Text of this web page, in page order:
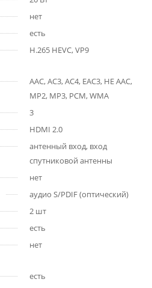
нет
есть
H.265 HEVC, VP9
AAC, AC3, AC4, EAC3, HE AAC,
MP2, MP3, PCM, WMA
3
HDMI 2.0
антенный вход, вход
спутниковой антенны
нет
аудио S/PDIF (оптический)
2 шт
есть
нет
есть